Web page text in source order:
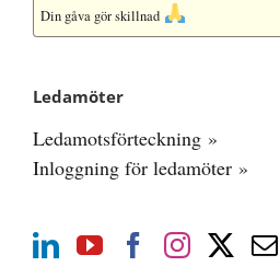
Din gåva gör skillnad
Ledamöter
Ledamotsförteckning »
Inloggning för ledamöter »